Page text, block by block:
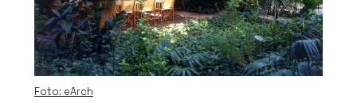
Foto: eArch